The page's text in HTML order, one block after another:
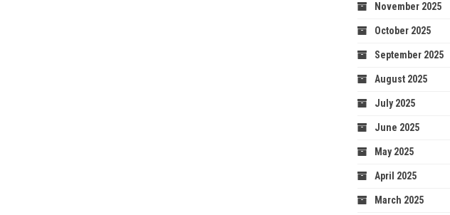
November 2025
October 2025
September 2025
August 2025
July 2025
June 2025
May 2025
April 2025
March 2025